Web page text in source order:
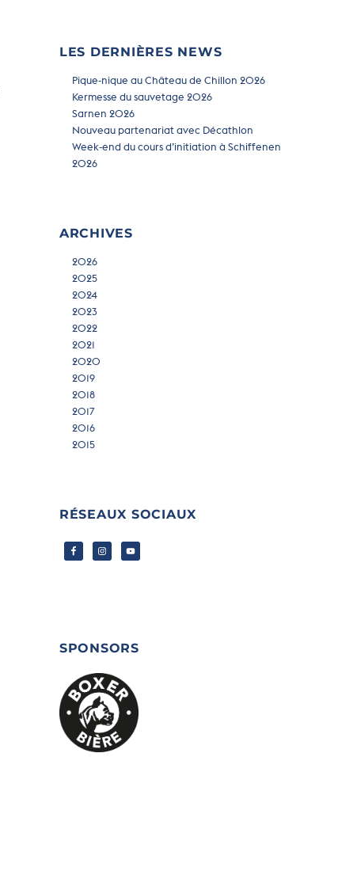
LES DERNIÈRES NEWS
Pique-nique au Château de Chillon 2026
Kermesse du sauvetage 2026
Sarnen 2026
Nouveau partenariat avec Décathlon
Week-end du cours d’initiation à Schiffenen
2026
ARCHIVES
2026
2025
2024
2023
2022
2021
2020
2019
2018
2017
2016
2015
RÉSEAUX SOCIAUX
SPONSORS